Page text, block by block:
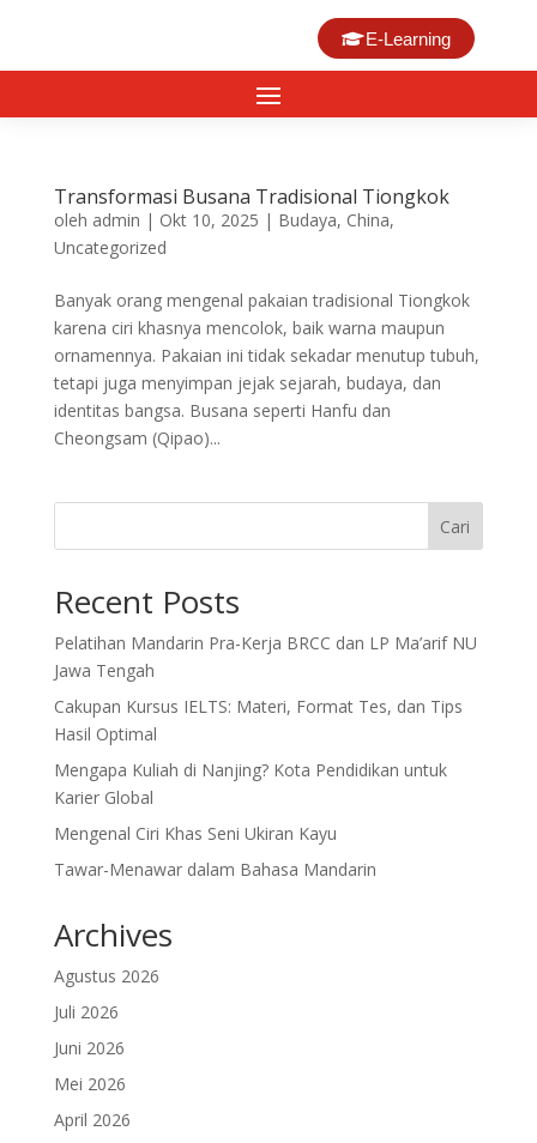
E-Learning
Transformasi Busana Tradisional Tiongkok
oleh admin | Okt 10, 2025 | Budaya, China,
Uncategorized
Banyak orang mengenal pakaian tradisional Tiongkok
karena ciri khasnya mencolok, baik warna maupun
ornamennya. Pakaian ini tidak sekadar menutup tubuh,
tetapi juga menyimpan jejak sejarah, budaya, dan
identitas bangsa. Busana seperti Hanfu dan
Cheongsam (Qipao)...
Cari
Recent Posts
Pelatihan Mandarin Pra-Kerja BRCC dan LP Ma’arif NU
Jawa Tengah
Cakupan Kursus IELTS: Materi, Format Tes, dan Tips
Hasil Optimal
Mengapa Kuliah di Nanjing? Kota Pendidikan untuk
Karier Global
Mengenal Ciri Khas Seni Ukiran Kayu
Tawar-Menawar dalam Bahasa Mandarin
Archives
Agustus 2026
Juli 2026
Juni 2026
Mei 2026
April 2026